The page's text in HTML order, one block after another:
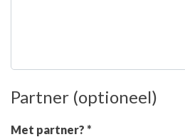
Partner (optioneel)
Met partner? *